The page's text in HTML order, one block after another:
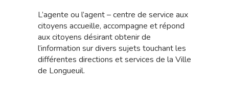
L’agente ou l’agent – centre de service aux
citoyens accueille, accompagne et répond
aux citoyens désirant obtenir de
l’information sur divers sujets touchant les
différentes directions et services de la Ville
de Longueuil.